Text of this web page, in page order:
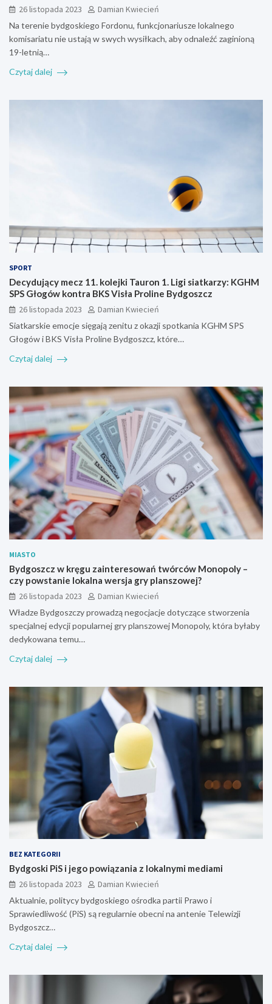
26 listopada 2023
Damian Kwiecień
Na terenie bydgoskiego Fordonu, funkcjonariusze lokalnego
komisariatu nie ustają w swych wysiłkach, aby odnaleźć zaginioną
19-letnią…
Czytaj dalej
SPORT
Decydujący mecz 11. kolejki Tauron 1. Ligi siatkarzy: KGHM
SPS Głogów kontra BKS Visła Proline Bydgoszcz
26 listopada 2023
Damian Kwiecień
Siatkarskie emocje sięgają zenitu z okazji spotkania KGHM SPS
Głogów i BKS Visła Proline Bydgoszcz, które…
Czytaj dalej
MIASTO
Bydgoszcz w kręgu zainteresowań twórców Monopoly –
czy powstanie lokalna wersja gry planszowej?
26 listopada 2023
Damian Kwiecień
Władze Bydgoszczy prowadzą negocjacje dotyczące stworzenia
specjalnej edycji popularnej gry planszowej Monopoly, która byłaby
dedykowana temu…
Czytaj dalej
BEZ KATEGORII
Bydgoski PiS i jego powiązania z lokalnymi mediami
26 listopada 2023
Damian Kwiecień
Aktualnie, politycy bydgoskiego ośrodka partii Prawo i
Sprawiedliwość (PiS) są regularnie obecni na antenie Telewizji
Bydgoszcz…
Czytaj dalej